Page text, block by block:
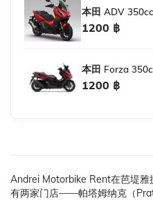
本田 ADV
1200 ฿
本田 Forza
1200 ฿
Andrei Motorbike Rent在芭堤雅
有两家门店——帕塔姆纳克（